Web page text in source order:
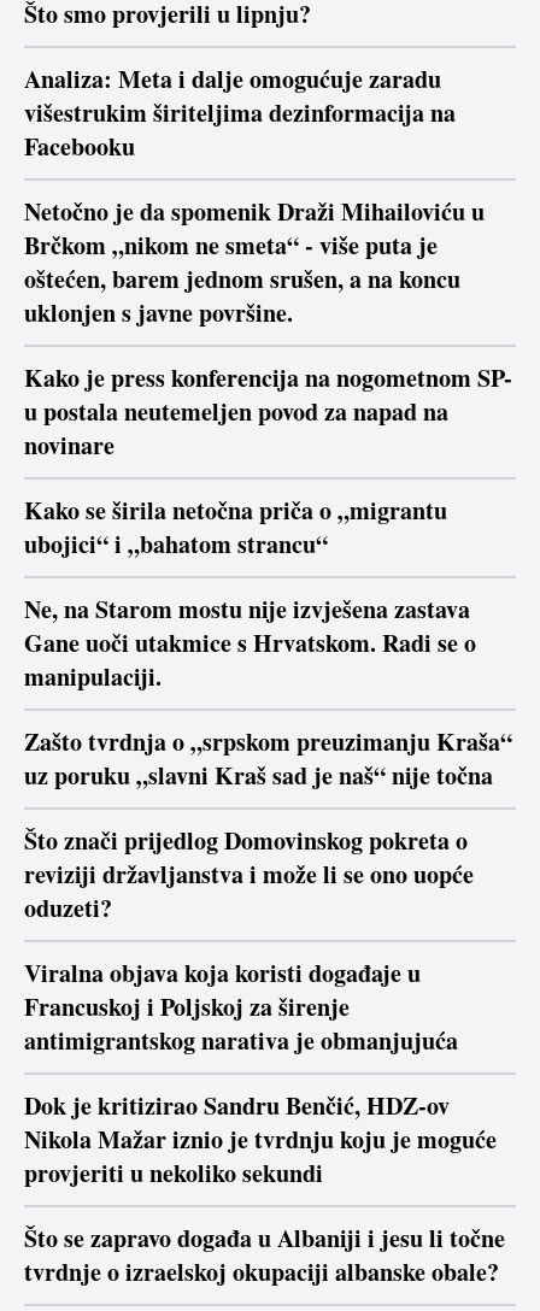
Što smo provjerili u lipnju?
Analiza: Meta i dalje omogućuje zaradu
višestrukim širiteljima dezinformacija na
Facebooku
Netočno je da spomenik Draži Mihailoviću u
Brčkom „nikom ne smeta“ - više puta je
oštećen, barem jednom srušen, a na koncu
uklonjen s javne površine.
Kako je press konferencija na nogometnom SP-
u postala neutemeljen povod za napad na
novinare
Kako se širila netočna priča o „migrantu
ubojici“ i „bahatom strancu“
Ne, na Starom mostu nije izvješena zastava
Gane uoči utakmice s Hrvatskom. Radi se o
manipulaciji.
Zašto tvrdnja o „srpskom preuzimanju Kraša“
uz poruku „slavni Kraš sad je naš“ nije točna
Što znači prijedlog Domovinskog pokreta o
reviziji državljanstva i može li se ono uopće
oduzeti?
Viralna objava koja koristi događaje u
Francuskoj i Poljskoj za širenje
antimigrantskog narativa je obmanjujuća
Dok je kritizirao Sandru Benčić, HDZ-ov
Nikola Mažar iznio je tvrdnju koju je moguće
provjeriti u nekoliko sekundi
Što se zapravo događa u Albaniji i jesu li točne
tvrdnje o izraelskoj okupaciji albanske obale?